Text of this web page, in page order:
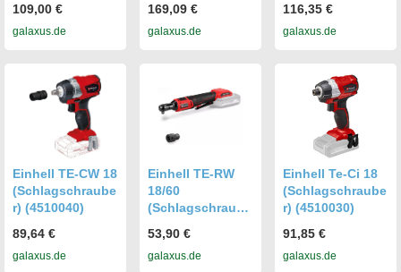
109,00 €
galaxus.de
169,09 €
galaxus.de
116,35 €
galaxus.de
Einhell TE-CW 18
(Schlagschraube
r) (4510040)
89,64 €
galaxus.de
Einhell TE-RW
18/60
(Schlagschraube
53,90 €
galaxus.de
Einhell Te-Ci 18
(Schlagschraube
r) (4510030)
91,85 €
galaxus.de